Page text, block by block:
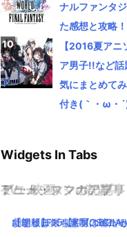
ナルファンタ
た感想と攻略！
【2016夏ア
ア男子!!など話
気にまとめて
付き(｀・ω・
Widgets In Tabs
TV・映画
劇場版FF15【
ゲーム・スマホアプリ
「テイルズ オブ ベルセ
アニメ・マンガの記事
【朗報】銀魂実写は嘘だ
ミュージックの記事
ひとりぼっち惑星のBGM